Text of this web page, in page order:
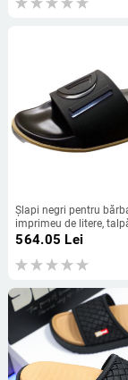
Șlapi negri pentru
imprimeu de litere,
antiderapante
564.05 Lei